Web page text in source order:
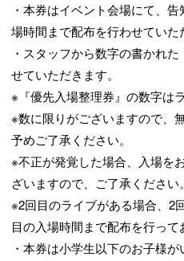
・本券はイベント会場にて、
場時間まで配布を行わせていた
・スタッフから数字の書かれ
せていただきます。
※『優先入場整理券』の数字は
※数に限りがございますので、
予めご了承ください。
※不正が発覚した場合、入場を
ざいますので、ご了承ください。
※2回目のライブがある場合、2
目の入場時間まで配布を行って
・本券は小学生以下のお子様